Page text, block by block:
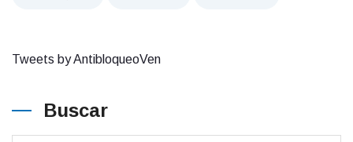
Tweets by AntibloqueoVen
Buscar